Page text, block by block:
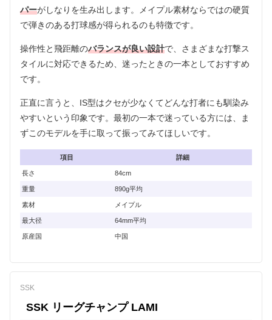
パーがしなりを生み出します。メイプル素材ならではの硬質
で弾きのある打球感が得られるのも特徴です。
操作性と飛距離のバランスが良い設計で、さまざまな打撃ス
タイルに対応できるため、迷ったときの一本としておすすめ
です。
正直に言うと、IS型はクセが少なくてどんな打者にも馴染み
やすいという印象です。最初の一本で迷っている方には、ま
ずこのモデルを手に取って振ってみてほしいです。
項目 詳細
長さ 84cm
重量 890g平均
素材 メイプル
最大径 64mm平均
原産国 中国
SSK
SSK リーグチャンプ LAMI